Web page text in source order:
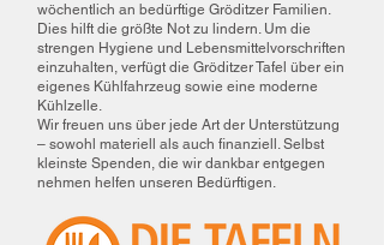
wöchentlich an bedürftige Gröditzer Familien.
Dies hilft die größte Not zu lindern. Um die
strengen Hygiene und Lebensmittelvorschriften
einzuhalten, verfügt die Gröditzer Tafel über ein
eigenes Kühlfahrzeug sowie eine moderne
Kühlzelle.
Wir freuen uns über jede Art der Unterstützung
– sowohl materiell als auch finanziell. Selbst
kleinste Spenden, die wir dankbar entgegen
nehmen helfen unseren Bedürftigen.